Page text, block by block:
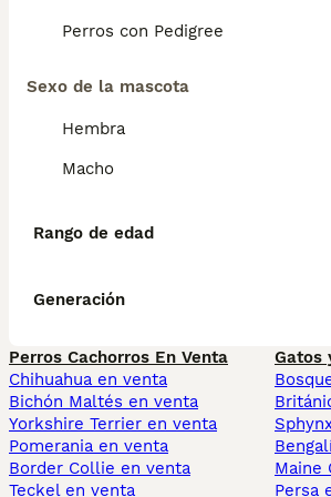
Perros con Pedigree
Sexo de la mascota
Hembra
Macho
Rango de edad
Generación
Perros Cachorros En Venta
Chihuahua en venta
Bichón Maltés en venta
Yorkshire Terrier en venta
Pomerania en venta
Border Collie en venta
Teckel en venta
Gatos
Maine
Persa